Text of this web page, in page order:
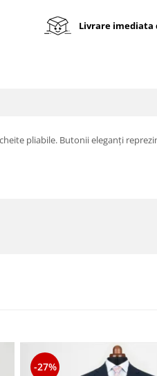
Livrare imediata
pliabile. Butonii eleganți
-27%